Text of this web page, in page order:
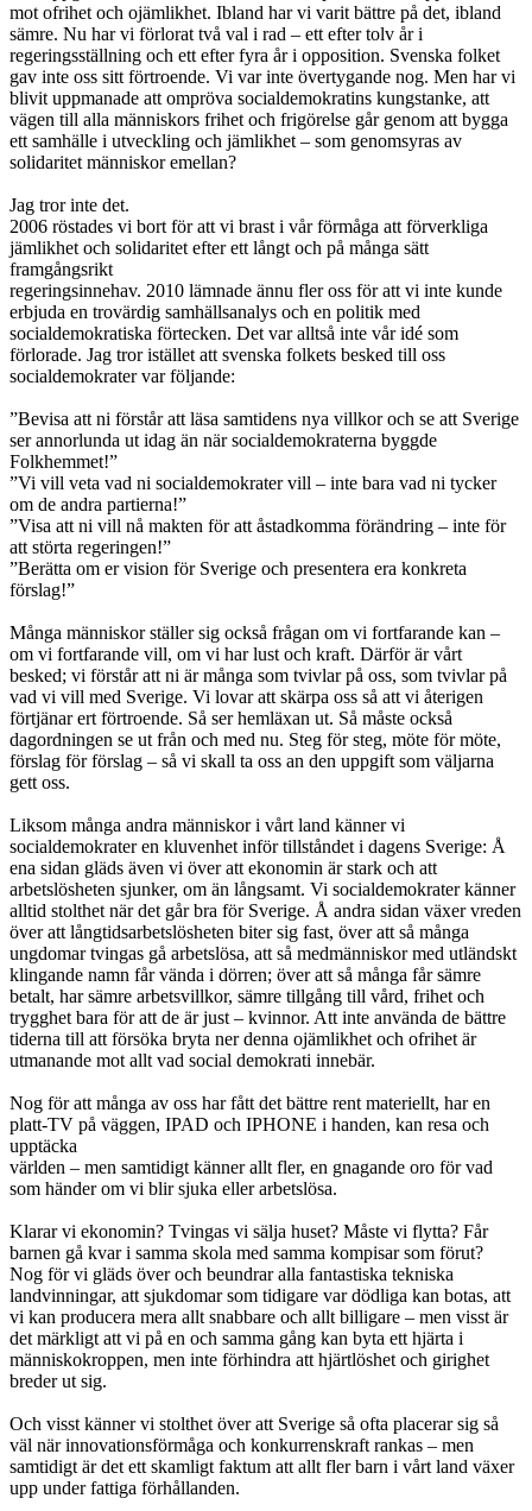
mot ofrihet och ojämlikhet. Ibland har vi varit bättre på det, ibland
sämre. Nu har vi förlorat två val i rad – ett efter tolv år i
regeringsställning och ett efter fyra år i opposition. Svenska folket
gav inte oss sitt förtroende. Vi var inte övertygande nog. Men har vi
blivit uppmanade att ompröva socialdemokratins kungstanke, att
vägen till alla människors frihet och frigörelse går genom att bygga
ett samhälle i utveckling och jämlikhet – som genomsyras av
solidaritet människor emellan?
Jag tror inte det.
2006 röstades vi bort för att vi brast i vår förmåga att förverkliga
jämlikhet och solidaritet efter ett långt och på många sätt
framgångsrikt
regeringsinnehav. 2010 lämnade ännu fler oss för att vi inte kunde
erbjuda en trovärdig samhällsanalys och en politik med
socialdemokratiska förtecken. Det var alltså inte vår idé som
förlorade. Jag tror istället att svenska folkets besked till oss
socialdemokrater var följande:
”Bevisa att ni förstår att läsa samtidens nya villkor och se att Sverige
ser annorlunda ut idag än när socialdemokraterna byggde
Folkhemmet!”
”Vi vill veta vad ni socialdemokrater vill – inte bara vad ni tycker
om de andra partierna!”
”Visa att ni vill nå makten för att åstadkomma förändring – inte för
att störta regeringen!”
”Berätta om er vision för Sverige och presentera era konkreta
förslag!”
Många människor ställer sig också frågan om vi fortfarande kan –
om vi fortfarande vill, om vi har lust och kraft. Därför är vårt
besked; vi förstår att ni är många som tvivlar på oss, som tvivlar på
vad vi vill med Sverige. Vi lovar att skärpa oss så att vi återigen
förtjänar ert förtroende. Så ser hemläxan ut. Så måste också
dagordningen se ut från och med nu. Steg för steg, möte för möte,
förslag för förslag – så vi skall ta oss an den uppgift som väljarna
gett oss.
Liksom många andra människor i vårt land känner vi
socialdemokrater en kluvenhet inför tillståndet i dagens Sverige: Å
ena sidan gläds även vi över att ekonomin är stark och att
arbetslösheten sjunker, om än långsamt. Vi socialdemokrater känner
alltid stolthet när det går bra för Sverige. Å andra sidan växer vreden
över att långtidsarbetslösheten biter sig fast, över att så många
ungdomar tvingas gå arbetslösa, att så medmänniskor med utländskt
klingande namn får vända i dörren; över att så många får sämre
betalt, har sämre arbetsvillkor, sämre tillgång till vård, frihet och
trygghet bara för att de är just – kvinnor. Att inte använda de bättre
tiderna till att försöka bryta ner denna ojämlikhet och ofrihet är
utmanande mot allt vad social demokrati innebär.
Nog för att många av oss har fått det bättre rent materiellt, har en
platt-TV på väggen, IPAD och IPHONE i handen, kan resa och
upptäcka
världen – men samtidigt känner allt fler, en gnagande oro för vad
som händer om vi blir sjuka eller arbetslösa.
Klarar vi ekonomin? Tvingas vi sälja huset? Måste vi flytta? Får
barnen gå kvar i samma skola med samma kompisar som förut?
Nog för vi gläds över och beundrar alla fantastiska tekniska
landvinningar, att sjukdomar som tidigare var dödliga kan botas, att
vi kan producera mera allt snabbare och allt billigare – men visst är
det märkligt att vi på en och samma gång kan byta ett hjärta i
människokroppen, men inte förhindra att hjärtlöshet och girighet
breder ut sig.
Och visst känner vi stolthet över att Sverige så ofta placerar sig så
väl när innovationsförmåga och konkurrenskraft rankas – men
samtidigt är det ett skamligt faktum att allt fler barn i vårt land växer
upp under fattiga förhållanden.